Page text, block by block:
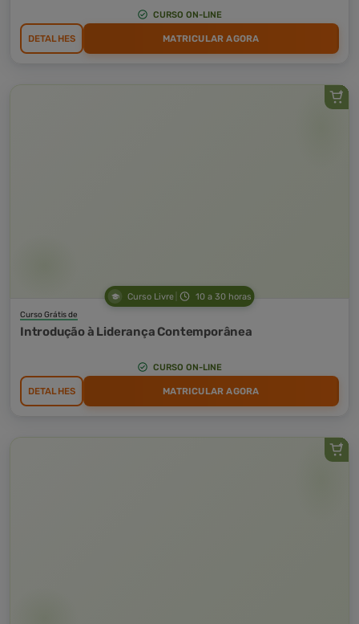
CURSO ON-LINE
DETALHES MATRICULAR AGORA
Curso Livre 10 a 30 horas
Curso Grátis de
Introdução à Liderança Contemporânea
CURSO ON-LINE
DETALHES MATRICULAR AGORA